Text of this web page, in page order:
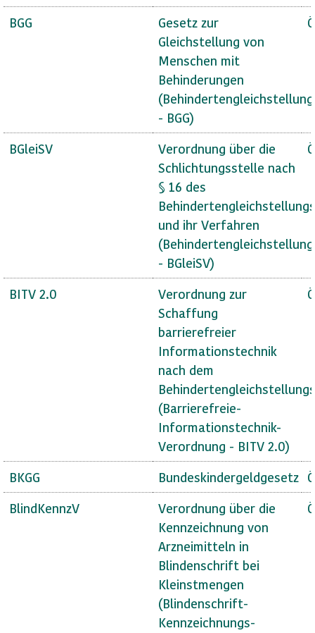
BGG
Gesetz zur
Gleichstellung von
Menschen mit
Behinderungen
- BGG)
BGleiSV
Verordnung über die
Schlichtungsstelle nach
§ 16 des
und ihr Verfahren
- BGleiSV)
BITV 2.0
Verordnung zur
Schaffung
barrierefreier
Informationstechnik
nach dem
(Barrierefreie-
Informationstechnik-
Verordnung - BITV 2.0)
BKGG Bundeskindergeldgesetz
BlindKennzV
Verordnung über die
Kennzeichnung von
Arzneimitteln in
Blindenschrift bei
Kleinstmengen
(Blindenschrift-
Kennzeichnungs-